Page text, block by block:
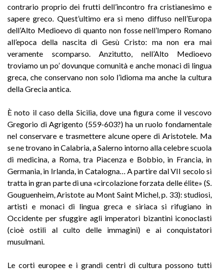
contrario proprio dei frutti dell’incontro fra cristianesimo e
sapere greco. Quest’ultimo era sì meno diffuso nell’Europa
dell’Alto Medioevo di quanto non fosse nell’Impero Romano
all’epoca della nascita di Gesù Cristo: ma non era mai
veramente scomparso. Anzitutto, nell’Alto Medioevo
troviamo un po’ dovunque comunità e anche monaci di lingua
greca, che conservano non solo l’idioma ma anche la cultura
della Grecia antica.
È noto il caso della Sicilia, dove una figura come il vescovo
Gregorio di Agrigento (559-603?) ha un ruolo fondamentale
nel conservare e trasmettere alcune opere di Aristotele. Ma
se ne trovano in Calabria, a Salerno intorno alla celebre scuola
di medicina, a Roma, tra Piacenza e Bobbio, in Francia, in
Germania, in Irlanda, in Catalogna… A partire dal VII secolo si
tratta in gran parte di una «circolazione forzata delle élite» (S.
Gouguenheim, Aristote au Mont Saint Michel, p. 33): studiosi,
artisti e monaci di lingua greca e siriaca si rifugiano in
Occidente per sfuggire agli imperatori bizantini iconoclasti
(cioè ostili al culto delle immagini) e ai conquistatori
musulmani.
Le corti europee e i grandi centri di cultura possono tutti